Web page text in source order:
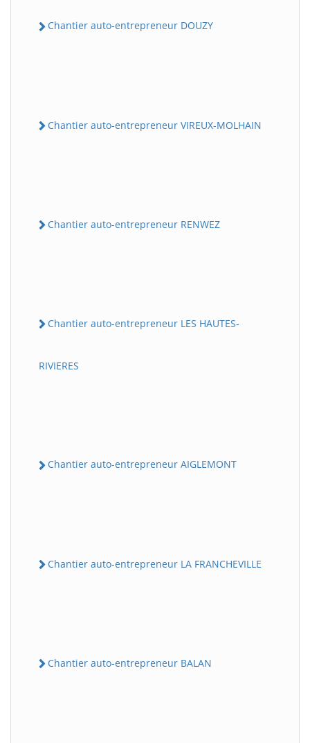
Chantier auto-entrepreneur DOUZY
Chantier auto-entrepreneur VIREUX-MOLHAIN
Chantier auto-entrepreneur RENWEZ
Chantier auto-entrepreneur LES HAUTES-
RIVIERES
Chantier auto-entrepreneur AIGLEMONT
Chantier auto-entrepreneur LA FRANCHEVILLE
Chantier auto-entrepreneur BALAN